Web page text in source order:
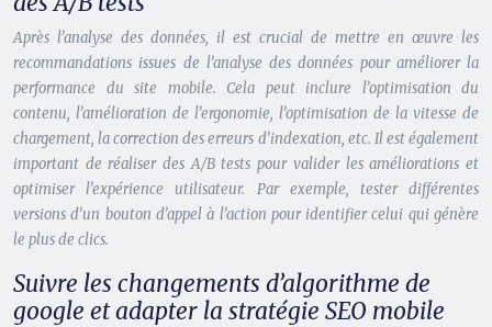
Après l’analyse des données, il est crucial de mettre en œuvre les
recommandations issues de l’analyse des données pour améliorer la
performance du site mobile. Cela peut inclure l’optimisation du
contenu, l’amélioration de l’ergonomie, l’optimisation de la vitesse de
chargement, la correction des erreurs d’indexation, etc. Il est également
important de réaliser des A/B tests pour valider les améliorations et
optimiser l’expérience utilisateur. Par exemple, tester différentes
versions d’un bouton d’appel à l’action pour identifier celui qui génère
le plus de clics.
Suivre les changements d’algorithme de
google et adapter la stratégie SEO mobile